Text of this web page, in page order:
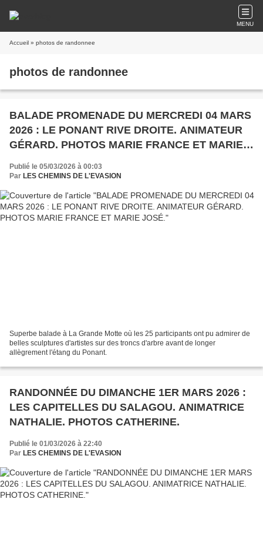
MENU
Accueil » photos de randonnee
photos de randonnee
BALADE PROMENADE DU MERCREDI 04 MARS
2026 : LE PONANT RIVE DROITE. ANIMATEUR
GÉRARD. PHOTOS MARIE FRANCE ET MARIE
JOSÉ.
Publié le 05/03/2026 à 00:03
Par LES CHEMINS DE L'EVASION
Superbe balade à La Grande Motte où les 25 participants ont pu admirer de
belles sculptures d'artistes sur des troncs d'arbre avant de longer
allègrement l'étang du Ponant.
RANDONNÉE DU DIMANCHE 1ER MARS 2026 :
LES CAPITELLES DU SALAGOU. ANIMATRICE
NATHALIE. PHOTOS CATHERINE.
Publié le 01/03/2026 à 22:40
Par LES CHEMINS DE L'EVASION